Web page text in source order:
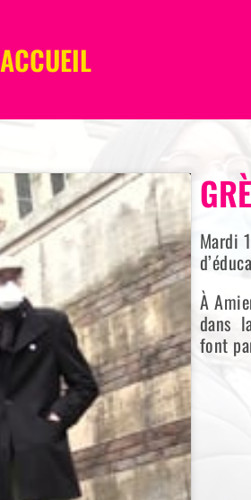
ACCUEIL
Mardi
À
dans
font